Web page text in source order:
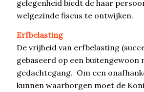
gelegenheid biedt de haar
welgezinde fiscus te ontwijken.
Erfbelasting
De vrijheid van erfbelasting
gebaseerd op een buitengewoon
gedachtegang. Om een
kunnen waarborgen moet de